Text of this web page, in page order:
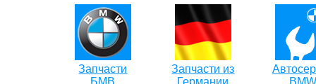
Запчасти
БМВ
Запчасти из
Германии